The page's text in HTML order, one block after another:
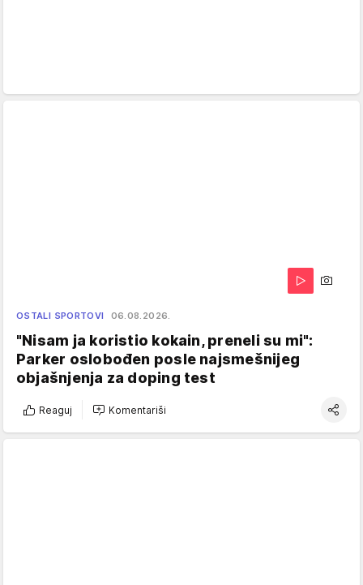
OSTALI SPORTOVI 06.08.2026.
"Nisam ja koristio kokain, preneli su mi":
Parker oslobođen posle najsmešnijeg
objašnjenja za doping test
Reaguj Komentariši